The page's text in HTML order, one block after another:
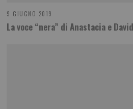
9 GIUGNO 2019
La voce “nera” di Anastacia e